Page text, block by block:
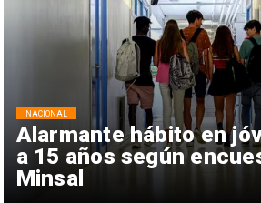
Alarmante hábito en
a 15 años según
Minsal
NACIONAL